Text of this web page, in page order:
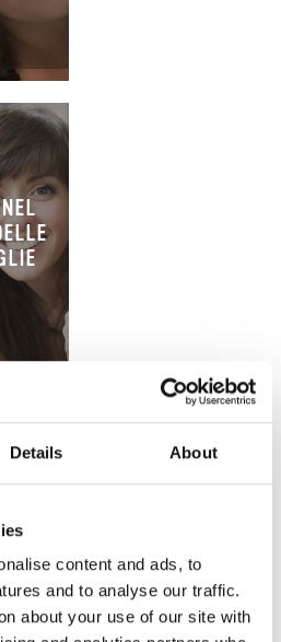
Details About
content and ads, to
and to analyse our traffic.
about your use of our site with
DI